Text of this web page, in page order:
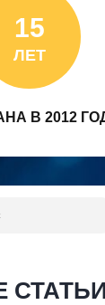
В 2012
ЛЕТ
15